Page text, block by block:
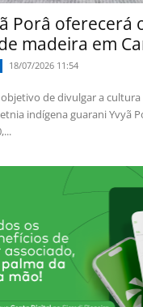
Porâ oferecerá
madeira em
18/07/2026 11:54
objetivo de divulgar a
indígena guarani Yvyã